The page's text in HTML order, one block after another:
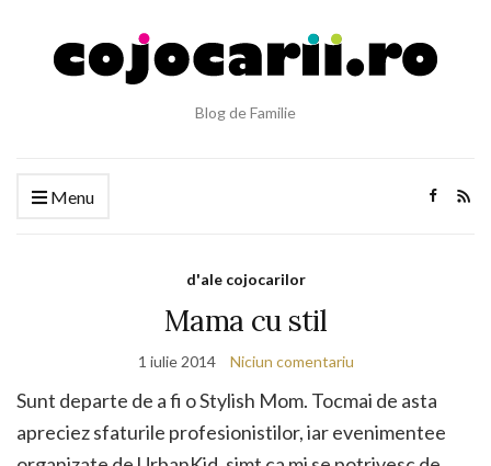
Blog de Familie
Menu
d'ale cojocarilor
Mama cu stil
1 iulie 2014 Niciun comentariu
Sunt departe de a fi o Stylish Mom. Tocmai de asta
apreciez sfaturile profesionistilor, iar evenimentee